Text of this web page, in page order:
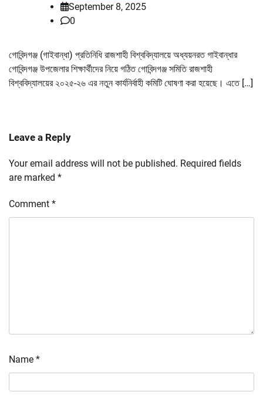
September 8, 2025
0
গোবিন্দগঞ্জ (গাইবান্ধা) প্রতিনিধি রাজশাহী বিশ্ববিদ্যালয়ে অধ্যয়নরত গাইবান্ধার
গোবিন্দগঞ্জ উপজেলার শিক্ষার্থীদের নিয়ে গঠিত গোবিন্দগঞ্জ সমিতি রাজশাহী
বিশ্ববিদ্যালয়ের ২০২৫-২৬ এর নতুন কার্যনির্বাহী কমিটি ঘোষণা করা হয়েছে। এতে […]
Leave a Reply
Your email address will not be published. Required fields
are marked *
Comment *
Name *